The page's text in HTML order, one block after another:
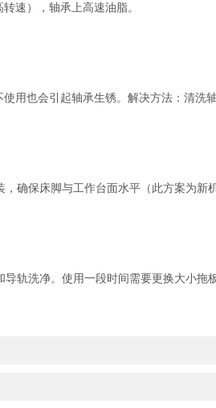
速），轴承上高速油脂。
也会引起轴承生锈。解决方法：清洗轴
保床脚与工作台面水平（此方案为新
洗净。使用一段时间需要更换大小拖